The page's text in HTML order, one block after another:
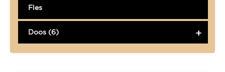
Fles
Doos (6)